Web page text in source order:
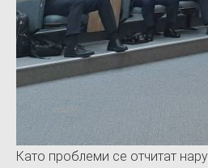
Като проблеми се отчитат